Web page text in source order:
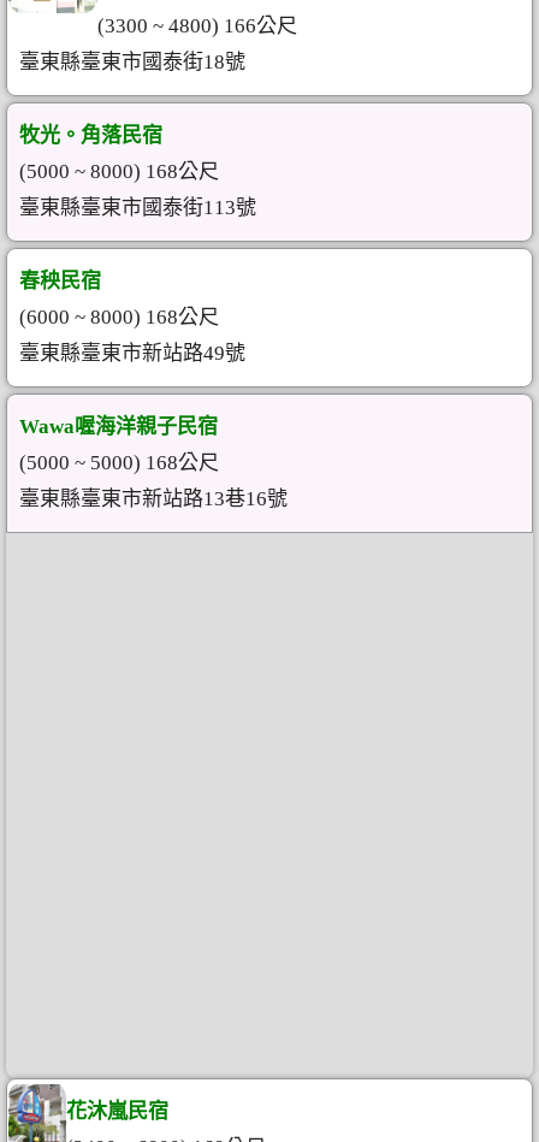
(3300 ~ 4800) 166公尺
臺東縣臺東市國泰街18號
牧光。角落民宿
(5000 ~ 8000) 168公尺
臺東縣臺東市國泰街113號
春秧民宿
(6000 ~ 8000) 168公尺
臺東縣臺東市新站路49號
Wawa喔海洋親子民宿
(5000 ~ 5000) 168公尺
臺東縣臺東市新站路13巷16號
花沐嵐民宿